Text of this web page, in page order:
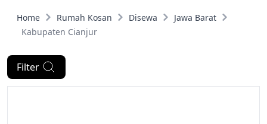
Home Rumah Kosan Disewa
Jawa Barat
Kabupaten Cianjur
Filter